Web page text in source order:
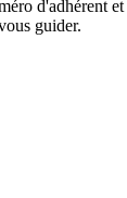
d'adhérent
guider.